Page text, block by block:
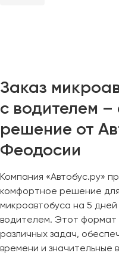
Заказ
с водителем
решение от
Феодосии
Компания «Автобус.ру»
комфортное решение для
микроавтобуса на 5
водителем. Этот формат
различных задач,
времени и значительные